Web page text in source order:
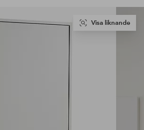
Visa liknande